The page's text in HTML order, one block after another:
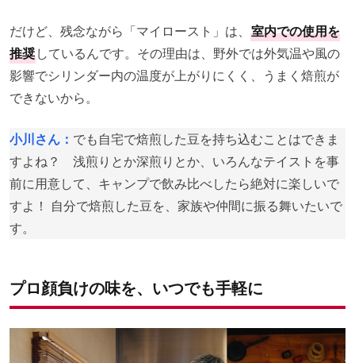
だけど、残念ながら「マイロースト」は、 室内での使用を
推奨しているんです。その理由は、野外では外気温や風の
影響でシリンダー内の温度が上がりにくく、うまく焙煎が
できないから。
小川さん： でも自宅で焙煎した豆を持ち込むことはできま
すよね？ 浅煎りとか深煎りとか、いろんなテイストを事
前に用意して、キャンプで飲み比べしたら絶対に楽しいで
すよ！ 自分で焙煎した豆を、家族や仲間に振る舞いたいで
す。
プロ顔負けの味を、いつでも手軽に